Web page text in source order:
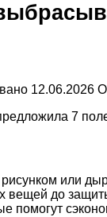
12.06.2026
или
до